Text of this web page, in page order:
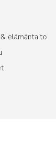
elämäntaito